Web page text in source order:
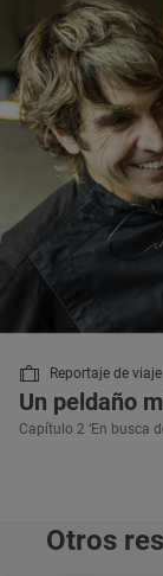
Reportaje de viaje
Un peldaño
Capítulo 2 ‘En busca
Otros